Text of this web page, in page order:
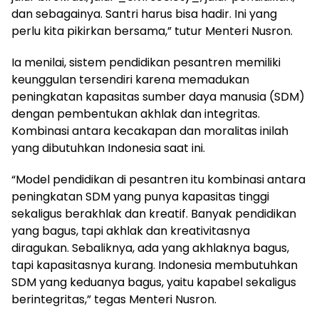
dan sebagainya. Santri harus bisa hadir. Ini yang
perlu kita pikirkan bersama,” tutur Menteri Nusron.
Ia menilai, sistem pendidikan pesantren memiliki
keunggulan tersendiri karena memadukan
peningkatan kapasitas sumber daya manusia (SDM)
dengan pembentukan akhlak dan integritas.
Kombinasi antara kecakapan dan moralitas inilah
yang dibutuhkan Indonesia saat ini.
“Model pendidikan di pesantren itu kombinasi antara
peningkatan SDM yang punya kapasitas tinggi
sekaligus berakhlak dan kreatif. Banyak pendidikan
yang bagus, tapi akhlak dan kreativitasnya
diragukan. Sebaliknya, ada yang akhlaknya bagus,
tapi kapasitasnya kurang. Indonesia membutuhkan
SDM yang keduanya bagus, yaitu kapabel sekaligus
berintegritas,” tegas Menteri Nusron.